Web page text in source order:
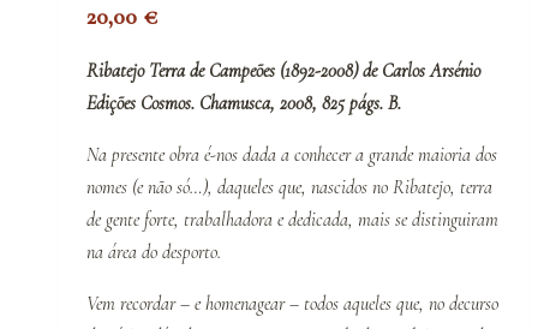
20,00 €
Ribatejo Terra de Campeões (1892-2008) de Carlos Arsénio
Edições Cosmos. Chamusca, 2008, 825 págs. B.
Na presente obra é-nos dada a conhecer a grande maioria dos
nomes (e não só…), daqueles que, nascidos no Ribatejo, terra
de gente forte, trabalhadora e dedicada, mais se distinguiram
na área do desporto.
Vem recordar – e homenagear – todos aqueles que, no decurso